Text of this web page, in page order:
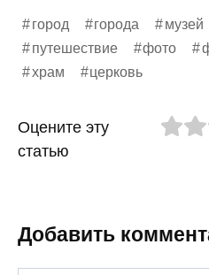
город города музей
путешествие
фото
храм
церковь
Оцените эту
статью
Добавить